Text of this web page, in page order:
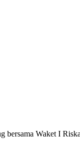
bersama Waket I